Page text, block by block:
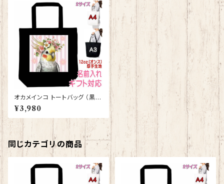
オカメインコ トートバッグ （黒）
犬 ドッグ グッズ 雑貨 入学祝
い レッスンバッグ お買い物バッ
グ【型番 B-10006】お花の王冠
シリーズ
¥3,980
同じカテゴリの商品